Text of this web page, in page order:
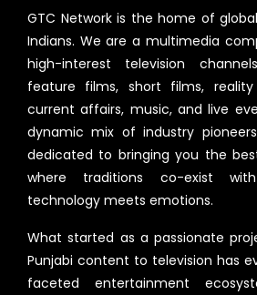
GTC Network is the home of
Indians. We are a multimedia
high-interest television
feature films, short films,
current affairs, music, and live
dynamic mix of industry
dedicated to bringing you the
where traditions co-exist
technology meets emotions.
What started as a passionate
Punjabi content to television has
faceted entertainment